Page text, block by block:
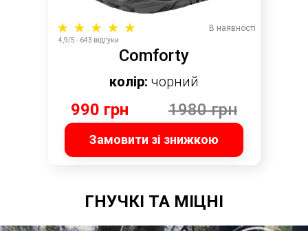
В наявності
Замовити зі знижкою
4,9/5 - 643 відгуки
Comforty
колір: чорний
990 грн 1980 грн
ГНУЧКІ ТА МІЦНІ